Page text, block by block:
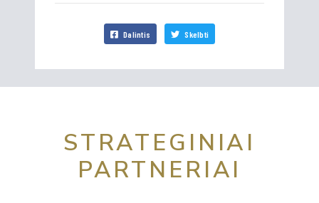
Dalintis Skelbti
STRATEGINIAI
PARTNERIAI